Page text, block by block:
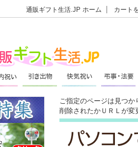
通販ギフト生活.JP ホーム カート
ご指定のページは見つか
削除されたかＵＲＬが変